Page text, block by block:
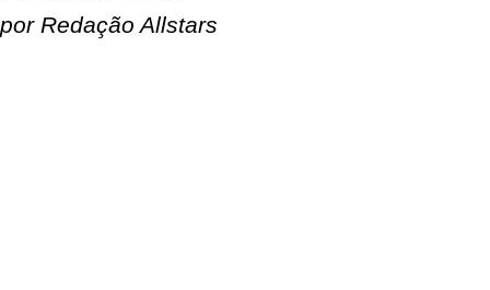
por Redação Allstars